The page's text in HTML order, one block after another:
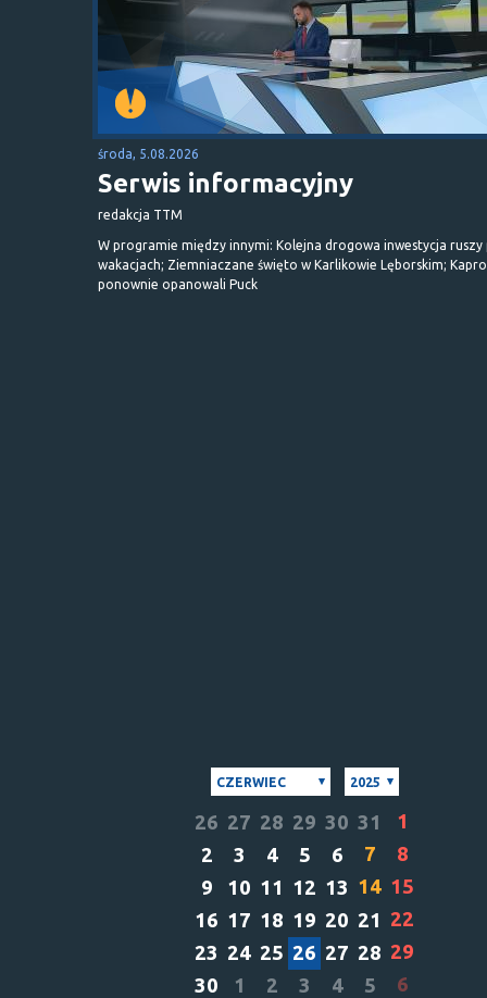
środa, 5.08.2026
Serwis informacyjny
redakcja TTM
W programie między innymi: Kolejna drogowa inwestycja ruszy
wakacjach; Ziemniaczane święto w Karlikowie Lęborskim;
ponownie opanowali Puck
CZERWIEC 2025
26 27 28 29 30 31
1
2
3 4 5 6 7
8
9
10 11 12 13 14 15
16 17 18 19 20 21 22
23 24 25 26 27 28 29
30
1 2 3 4 5 6